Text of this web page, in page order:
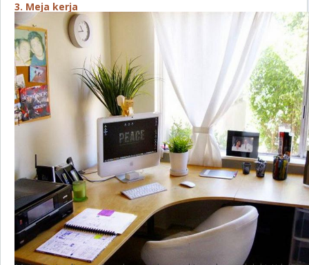
3. Meja kerja